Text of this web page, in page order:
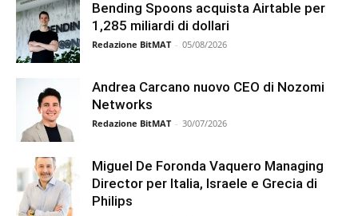
Bending Spoons acquista Airtable per
1,285 miliardi di dollari
Redazione BitMAT - 05/08/2026
Andrea Carcano nuovo CEO di Nozomi
Networks
Redazione BitMAT - 30/07/2026
Miguel De Foronda Vaquero Managing
Director per Italia, Israele e Grecia di
Philips